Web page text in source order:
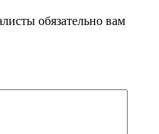
обязательно вам